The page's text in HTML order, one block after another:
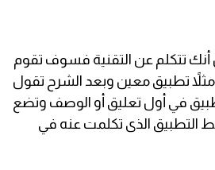
أنك تتكلم عن التقنية فسوف تقوم
تطبيق معين وبعد الشرح تقول
في أول تعليق أو الوصف وتضع
التطبيق الذى تكلمت عنه في